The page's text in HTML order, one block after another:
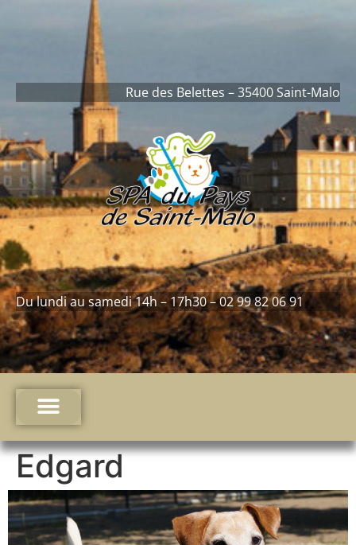
Rue des Belettes – 35400 Saint-Malo
Du lundi au samedi 14h – 17h30 – 02 99 82 06 91
Edgard